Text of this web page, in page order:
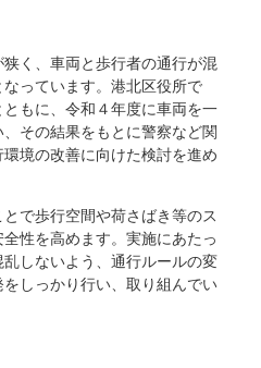
く、車両と歩行者の通行が混
っています。港北区役所で
もに、令和４年度に車両を一
その結果をもとに警察など関
境の改善に向けた検討を進め
で歩行空間や荷さばき等のス
性を高めます。実施にあたっ
しないよう、通行ルールの変
しっかり行い、取り組んでい